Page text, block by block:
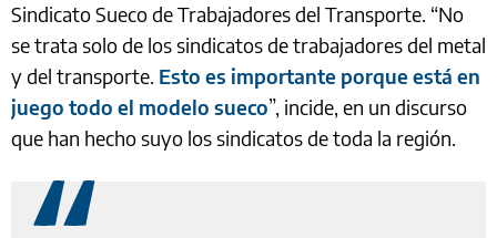
Sindicato Sueco de Trabajadores del Transporte. “No
se trata solo de los sindicatos de trabajadores del metal
y del transporte. Esto es importante porque está en
juego todo el modelo sueco”, incide, en un discurso
que han hecho suyo los sindicatos de toda la región.